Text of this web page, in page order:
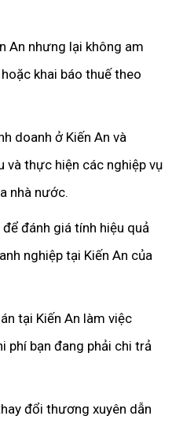
An nhưng lại không am
khai báo thuế theo
doanh ở Kiến An và
và thực hiện các nghiệp vụ
nhà nước.
đánh giá tính hiệu quả
nghiệp tại Kiến An của
tại Kiến An làm việc
phí bạn đang phải chi trả
đổi thương xuyên dẫn